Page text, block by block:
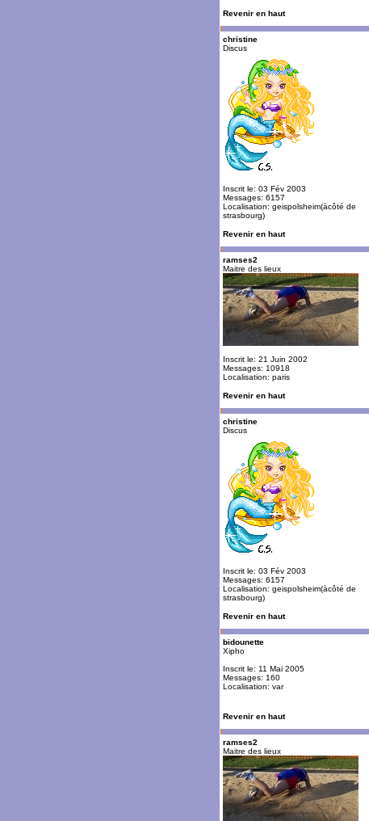
Revenir en haut
christine
Discus
Inscrit le: 03 Fév 2003
Messages: 6157
Localisation: geispolsheim(àcôté de
strasbourg)
Revenir en haut
ramses2
Maitre des lieux
Inscrit le: 21 Juin 2002
Messages: 10918
Localisation: paris
Revenir en haut
christine
Discus
Inscrit le: 03 Fév 2003
Messages: 6157
Localisation: geispolsheim(àcôté de
strasbourg)
Revenir en haut
bidounette
Xipho
Inscrit le: 11 Mai 2005
Messages: 160
Localisation: var
Revenir en haut
ramses2
Maitre des lieux